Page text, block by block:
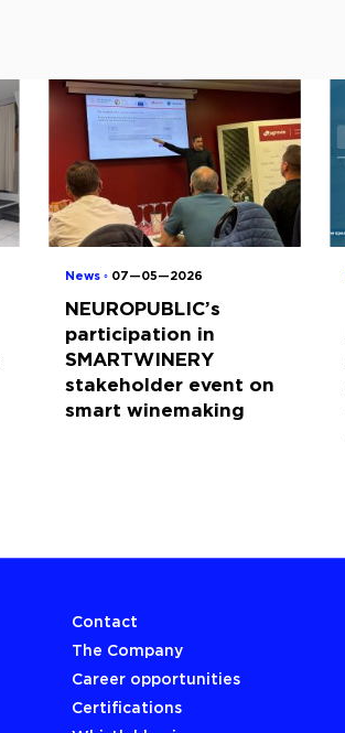
News ◦ 07—05—2026
NEUROPUBLIC’s
participation in
SMARTWINERY
stakeholder event on
smart winemaking
Contact
The Company
Career opportunities
Certifications